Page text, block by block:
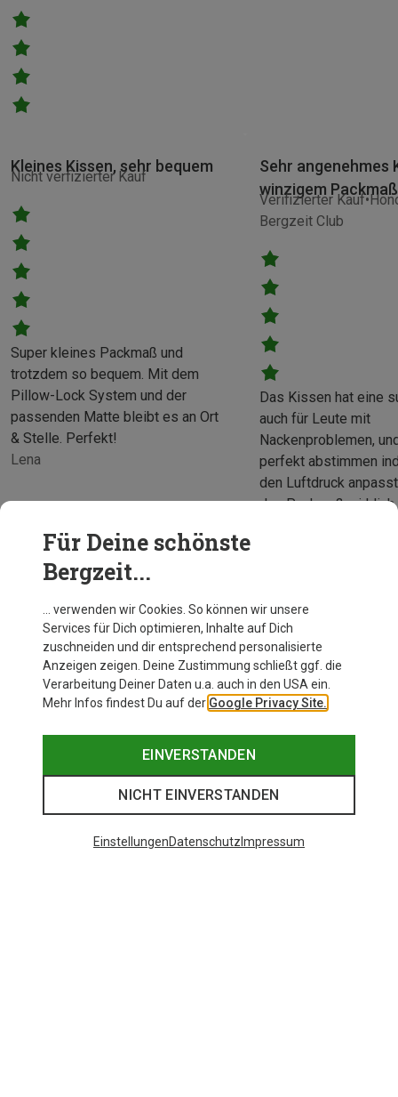
Lena
Nicht verfizierter Kauf
Kleines Kissen, sehr bequem
Super kleines Packmaß und
trotzdem so bequem. Mit dem
Pillow-Lock System und der
passenden Matte bleibt es an Ort
& Stelle. Perfekt!
Verifizierter Kauf
Bergzeit Club
Sehr angenehmes
winzigem Packmaß
Das Kissen hat eine
auch für Leute mit
Nackenproblemen,
perfekt abstimmen
den Luftdruck
das Packmaß
Für Deine schönste
Bergzeit...
… verwenden wir Cookies. So können wir unsere
Services für Dich optimieren, Inhalte auf Dich
zuschneiden und dir entsprechend personalisierte
Anzeigen zeigen. Deine Zustimmung schließt ggf. die
Verarbeitung Deiner Daten u.a. auch in den USA ein.
Mehr Infos findest Du auf der Google Privacy Site.
EINVERSTANDEN
NICHT EINVERSTANDEN
EinstellungenDatenschutz Impressum